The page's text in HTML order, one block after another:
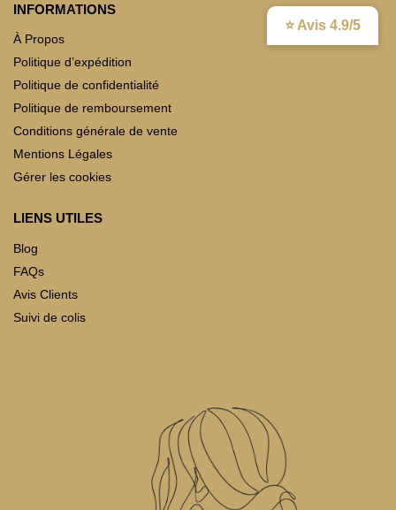
⭐ Avis 4.9/5
INFORMATIONS
À Propos
Politique d’expédition
Politique de confidentialité
Politique de remboursement
Conditions générale de vente
Mentions Légales
Gérer les cookies
LIENS UTILES
Blog
FAQs
Avis Clients
Suivi de colis